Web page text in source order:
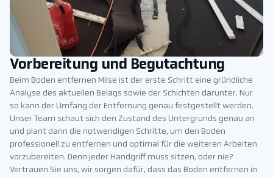
Vorbereitung und Begutachtung
Beim Boden entfernen Milse ist der erste Schritt eine gründliche
Analyse des aktuellen Belags sowie der Schichten darunter. Nur
so kann der Umfang der Entfernung genau festgestellt werden.
Unser Team schaut sich den Zustand des Untergrunds genau an
und plant dann die notwendigen Schritte, um den Boden
professionell zu entfernen und optimal für die weiteren Arbeiten
vorzubereiten. Denn jeder Handgriff muss sitzen, oder nie?
Vertrauen Sie uns, wir sorgen dafür, dass das Boden entfernen in